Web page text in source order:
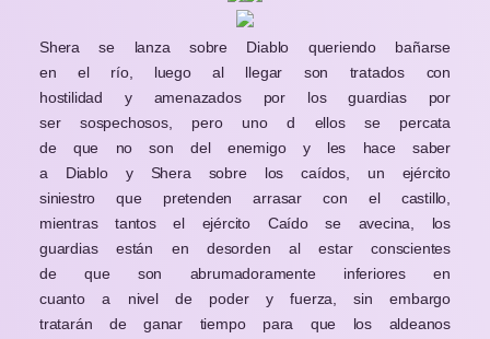
Shera se lanza sobre Diablo queriendo bañarse
en el río, luego al llegar son tratados con
hostilidad y amenazados por los guardias por
ser sospechosos, pero uno d ellos se percata
de que no son del enemigo y les hace saber
a Diablo y Shera sobre los caídos, un ejército
siniestro que pretenden arrasar con el castillo,
mientras tantos el ejército Caído se avecina, los
guardias están en desorden al estar conscientes
de que son abrumadoramente inferiores en
cuanto a nivel de poder y fuerza, sin embargo
tratarán de ganar tiempo para que los aldeanos